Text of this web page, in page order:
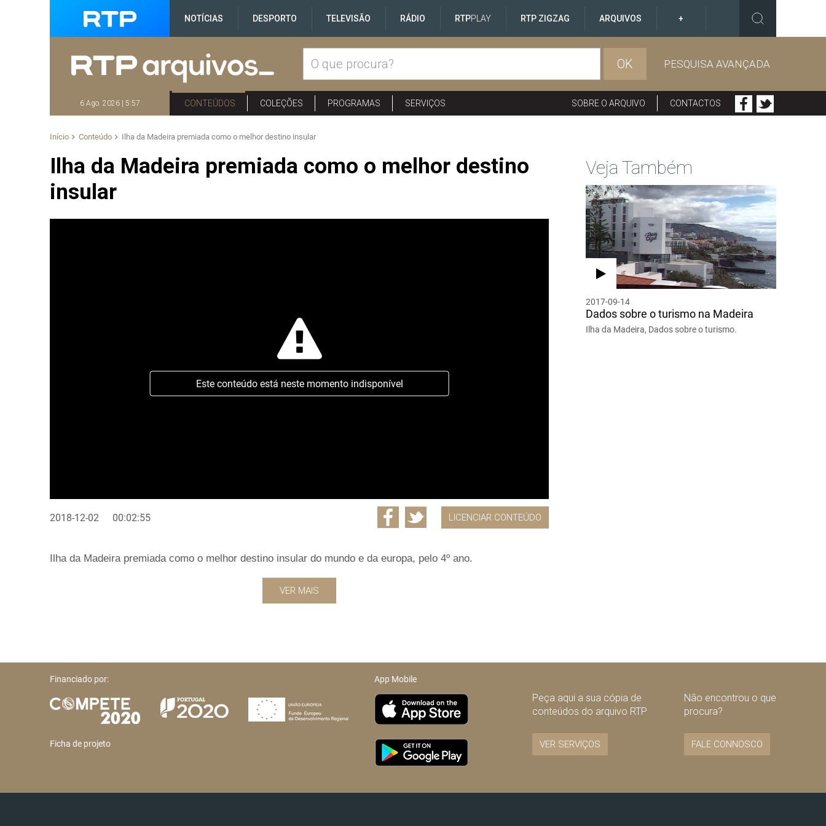
NOTÍCIAS DESPORTO TELEVISÃO RÁDIO RTPPLAY RTP ZIGZAG ARQUIVOS +
OK PESQUISA AVANÇADA
6 Ago. 2026 | 5:57 CONTEÚDOS COLEÇÕES PROGRAMAS SERVIÇOS SOBRE O ARQUIVO CONTACTOS
Início Conteúdo Ilha da Madeira premiada como o melhor destino insular
Ilha da Madeira premiada como o melhor destino
insular
Este conteúdo está neste momento indisponível
2018-12-02 00:02:55 LICENCIAR CONTEÚDO
Ilha da Madeira premiada como o melhor destino insular do mundo e da europa, pelo 4º ano.
VER MAIS
Veja Também
2017-09-14
Dados sobre o turismo na Madeira
Ilha da Madeira, Dados sobre o turismo.
Financiado por:
Ficha de projeto
App Mobile
Peça aqui a sua cópia de
conteúdos do arquivo RTP
VER SERVIÇOS
Não encontrou o que
procura?
FALE CONNOSCO